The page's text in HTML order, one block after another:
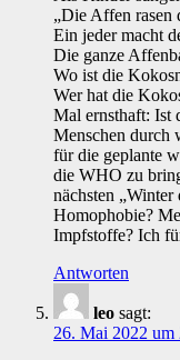
„Die Affen rasen
Ein jeder macht
Die ganze
Wo ist die
Wer hat die
Mal ernsthaft: Ist
Menschen durch
für die geplante
die WHO zu
nächsten „Winter
Homophobie?
Impfstoffe? Ich
Antworten
leo sagt:
26. Mai 2022 um